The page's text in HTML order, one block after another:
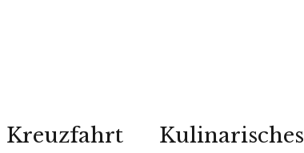
Kreuzfahrt Kulinarisches